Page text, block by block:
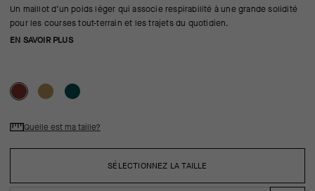
Un maillot d’un poids léger qui associe respirabilité à une grande solidité
pour les courses tout-terrain et les trajets du quotidien.
EN SAVOIR PLUS
SÉLECTIONNEZ LA TAILLE
Quelle est ma taille?